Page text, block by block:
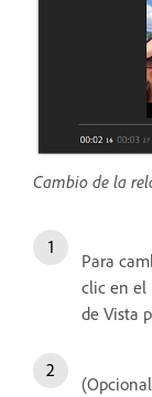
Cambio de la
Para
clic en el
de Vista